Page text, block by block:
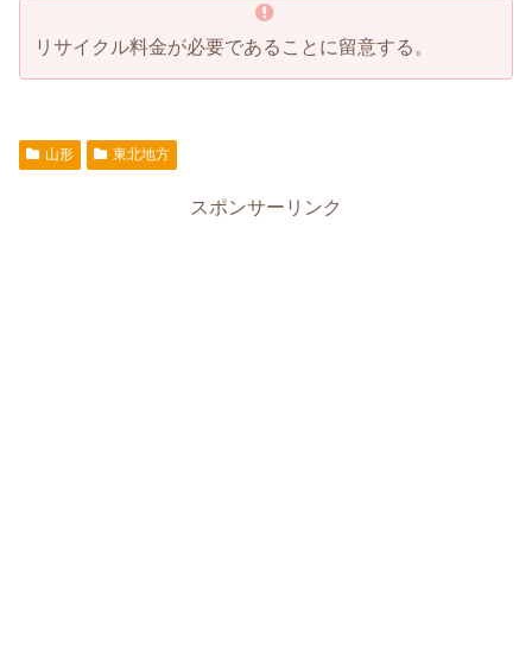
リサイクル料金が必要であることに留意する。
山形 東北地方
スポンサーリンク